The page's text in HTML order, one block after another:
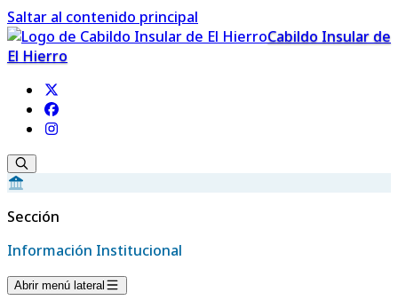
Saltar al contenido principal
Cabildo Insular de
El Hierro
Sección
Información Institucional
Abrir menú lateral